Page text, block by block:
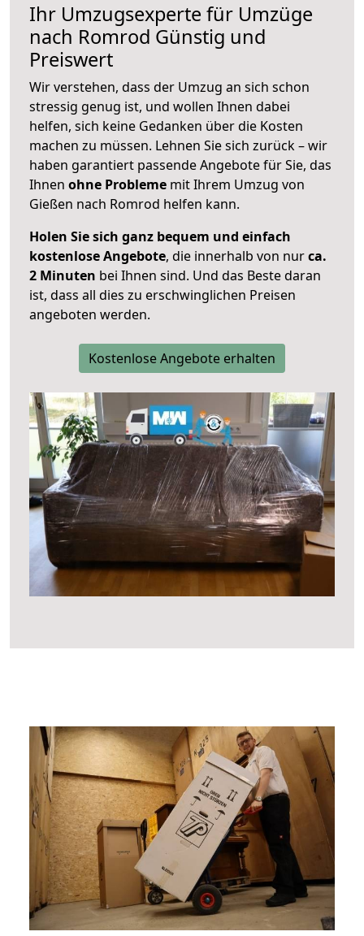
Ihr Umzugsexperte für Umzüge
nach Romrod Günstig und
Preiswert
Wir verstehen, dass der Umzug an sich schon
stressig genug ist, und wollen Ihnen dabei
helfen, sich keine Gedanken über die Kosten
machen zu müssen. Lehnen Sie sich zurück – wir
haben garantiert passende Angebote für Sie, das
Ihnen ohne Probleme mit Ihrem Umzug von
Gießen nach Romrod helfen kann.
Holen Sie sich ganz bequem und einfach
kostenlose Angebote, die innerhalb von nurca.
2 Minuten bei Ihnen sind. Und das Beste daran
ist, dass all dies zu erschwinglichen Preisen
angeboten werden.
Kostenlose Angebote erhalten